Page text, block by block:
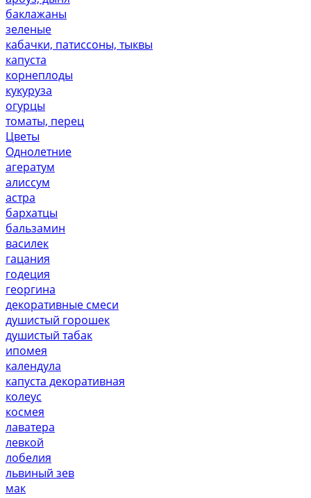
баклажаны
зеленые
кабачки, патиссоны, тыквы
капуста
корнеплоды
кукуруза
огурцы
томаты, перец
Цветы
Однолетние
агератум
алиссум
астра
бархатцы
бальзамин
василек
гацания
годеция
георгина
декоративные смеси
душистый горошек
душистый табак
ипомея
календула
капуста декоративная
колеус
космея
лаватера
левкой
лобелия
львиный зев
мак